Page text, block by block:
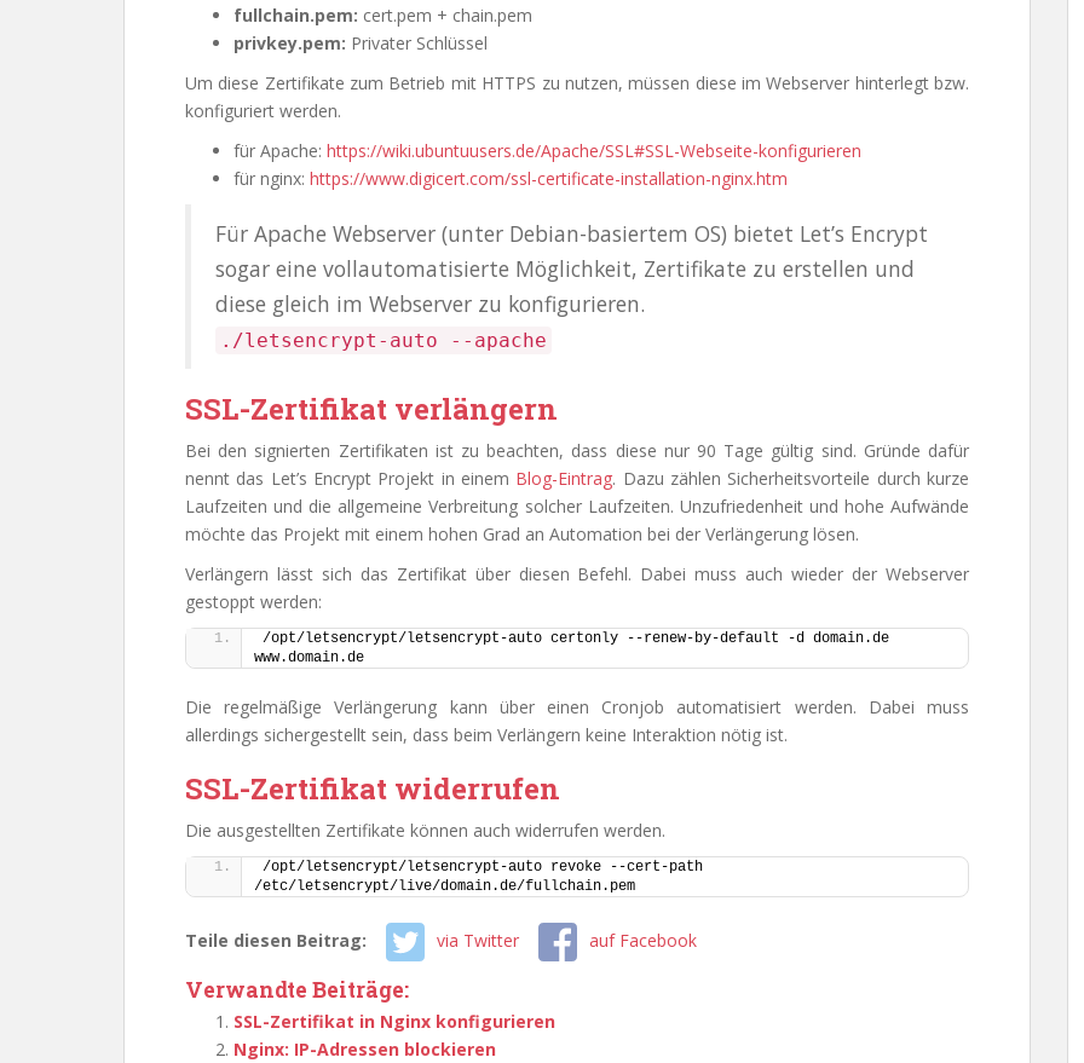
fullchain.pem: cert.pem + chain.pem
privkey.pem: Privater Schlüssel
Um diese Zertifikate zum Betrieb mit HTTPS zu nutzen, müssen diese im Webserver hinterlegt bzw.
konfiguriert werden.
für Apache: https://wiki.ubuntuusers.de/Apache/SSL#SSL-Webseite-konfigurieren
für nginx: https://www.digicert.com/ssl-certificate-installation-nginx.htm
Für Apache Webserver (unter Debian-basiertem OS) bietet Let’s Encrypt
sogar eine vollautomatisierte Möglichkeit, Zertifikate zu erstellen und
diese gleich im Webserver zu konfigurieren.
./letsencrypt-auto --apache
SSL-Zertifikat verlängern
Bei den signierten Zertifikaten ist zu beachten, dass diese nur 90 Tage gültig sind. Gründe dafür
nennt das Let’s Encrypt Projekt in einem Blog-Eintrag. Dazu zählen Sicherheitsvorteile durch kurze
Laufzeiten und die allgemeine Verbreitung solcher Laufzeiten. Unzufriedenheit und hohe Aufwände
möchte das Projekt mit einem hohen Grad an Automation bei der Verlängerung lösen.
Verlängern lässt sich das Zertifikat über diesen Befehl. Dabei muss auch wieder der Webserver
gestoppt werden:
/opt/letsencrypt/letsencrypt-auto certonly --renew-by-default -d domain.de
www.domain.de
Die regelmäßige Verlängerung kann über einen Cronjob automatisiert werden. Dabei muss
allerdings sichergestellt sein, dass beim Verlängern keine Interaktion nötig ist.
SSL-Zertifikat widerrufen
Die ausgestellten Zertifikate können auch widerrufen werden.
/opt/letsencrypt/letsencrypt-auto revoke --cert-path
/etc/letsencrypt/live/domain.de/fullchain.pem
Teile diesen Beitrag: via Twitter auf Facebook
Verwandte Beiträge:
SSL-Zertifikat in Nginx konfigurieren
Nginx: IP-Adressen blockieren